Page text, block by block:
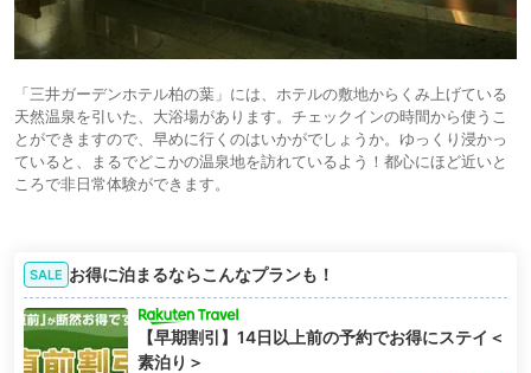
「三井ガーデンホテル柏の葉」には、ホテルの敷地からくみ上げている
天然温泉を引いた、大浴場があります。チェックインの時間から使うこ
とができますので、早めに行くのはいかがでしょうか。ゆっくり浸かっ
ていると、まるでどこかの温泉地を訪れているよう！都心にほど近いと
ころで非日常体験ができます。
SALE お得に泊まるならこんなプランも！
【早期割引】14日以上前の予約でお得にステイ＜
素泊り＞